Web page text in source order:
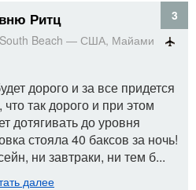
Ритц
3
Beach — США, Майами
дорого и за все придется
так дорого и при этом
дотягивать до уровня
стояла 40 баксов за ночь!
ни завтраки, ни тем б...
далее